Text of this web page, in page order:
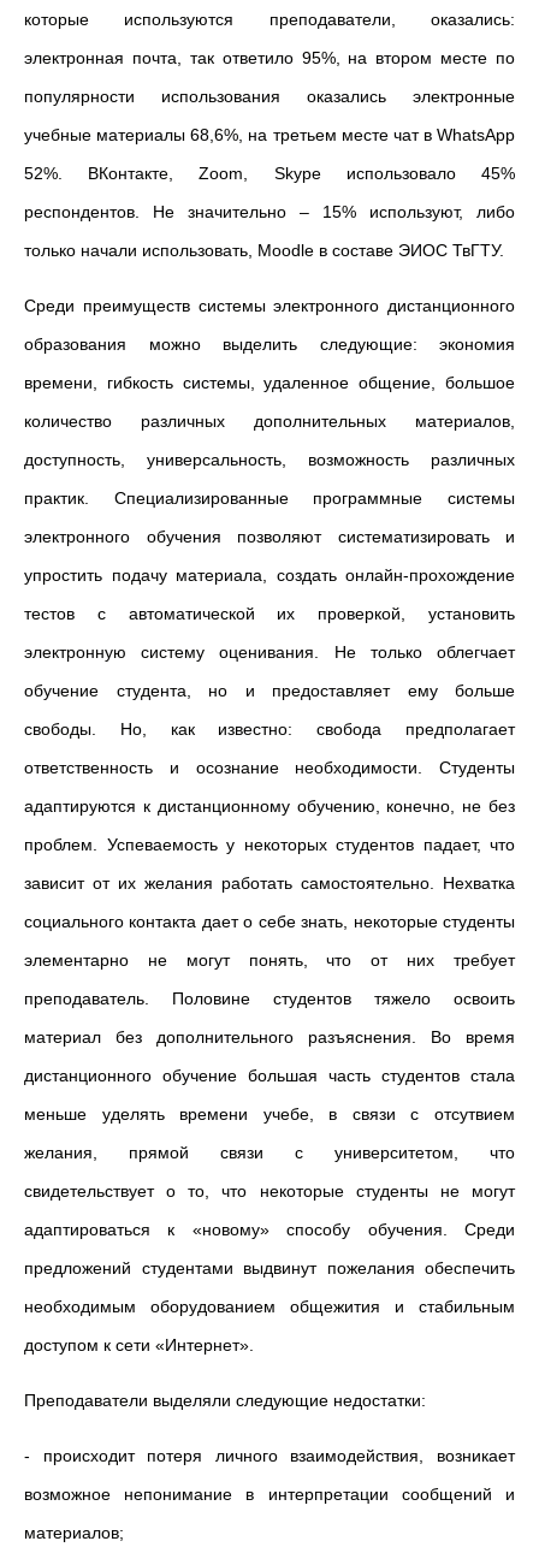
которые используются преподаватели, оказались:
электронная почта, так ответило 95%, на втором месте по
популярности использования оказались электронные
учебные материалы 68,6%, на третьем месте чат в WhatsApp
52%. ВКонтакте, Zoom, Skype использовало 45%
респондентов. Не значительно – 15% используют, либо
только начали использовать, Moodle в составе ЭИОС ТвГТУ.
Среди преимуществ системы электронного дистанционного
образования можно выделить следующие: экономия
времени, гибкость системы, удаленное общение, большое
количество различных дополнительных материалов,
доступность, универсальность, возможность различных
практик. Специализированные программные системы
электронного обучения позволяют систематизировать и
упростить подачу материала, создать онлайн-прохождение
тестов с автоматической их проверкой, установить
электронную систему оценивания. Не только облегчает
обучение студента, но и предоставляет ему больше
свободы. Но, как известно: свобода предполагает
ответственность и осознание необходимости. Студенты
адаптируются к дистанционному обучению, конечно, не без
проблем. Успеваемость у некоторых студентов падает, что
зависит от их желания работать самостоятельно. Нехватка
социального контакта дает о себе знать, некоторые студенты
элементарно не могут понять, что от них требует
преподаватель. Половине студентов тяжело освоить
материал без дополнительного разъяснения. Во время
дистанционного обучение большая часть студентов стала
меньше уделять времени учебе, в связи с отсутвием
желания, прямой связи с университетом, что
свидетельствует о то, что некоторые студенты не могут
адаптироваться к «новому» способу обучения. Среди
предложений студентами выдвинут пожелания обеспечить
необходимым оборудованием общежития и стабильным
доступом к сети «Интернет».
Преподаватели выделяли следующие недостатки:
- происходит потеря личного взаимодействия, возникает
возможное непонимание в интерпретации сообщений и
материалов;